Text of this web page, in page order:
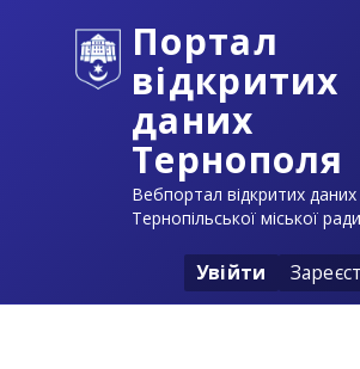
Портал
відкритих
даних
Тернополя
Вебпортал відкритих даних
Тернопільської міської ради
Увійти